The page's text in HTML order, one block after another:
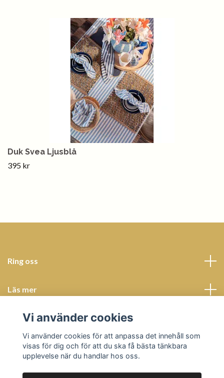
Duk Svea Ljusblå
395 kr
Ring oss
Läs mer
Sociala medier
Vi använder cookies
Vi använder cookies för att anpassa det innehåll som
visas för dig och för att du ska få bästa tänkbara
upplevelse när du handlar hos oss.